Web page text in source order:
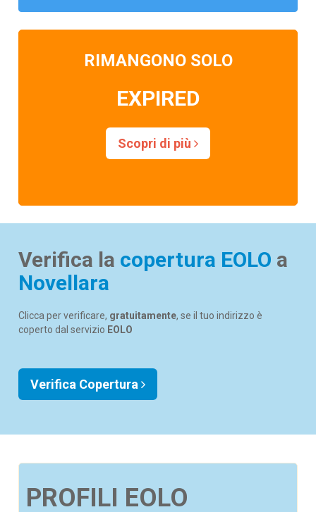
RIMANGONO SOLO
EXPIRED
Scopri di più
Verifica la copertura EOLO a
Novellara
Clicca per verificare, gratuitamente, se il tuo indirizzo è
coperto dal servizio EOLO
Verifica Copertura
PROFILI EOLO